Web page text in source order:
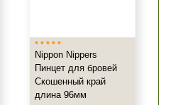
Nippon Nippers
Пинцет для бровей
Скошенный край
длина 96мм